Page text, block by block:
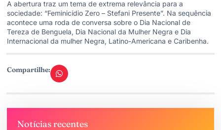
A abertura traz um tema de extrema relevância para a
sociedade: “Feminicídio Zero – Stefani Presente”. Na sequência
acontece uma roda de conversa sobre o Dia Nacional de
Tereza de Benguela, Dia Nacional da Mulher Negra e Dia
Internacional da mulher Negra, Latino-Americana e Caribenha.
Compartilhe:
Notícias recentes